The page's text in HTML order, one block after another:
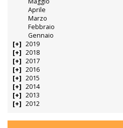
Aprile
Marzo
Febbraio
Gennaio
2019
2018
2017
2016
2015
2014
2013
2012